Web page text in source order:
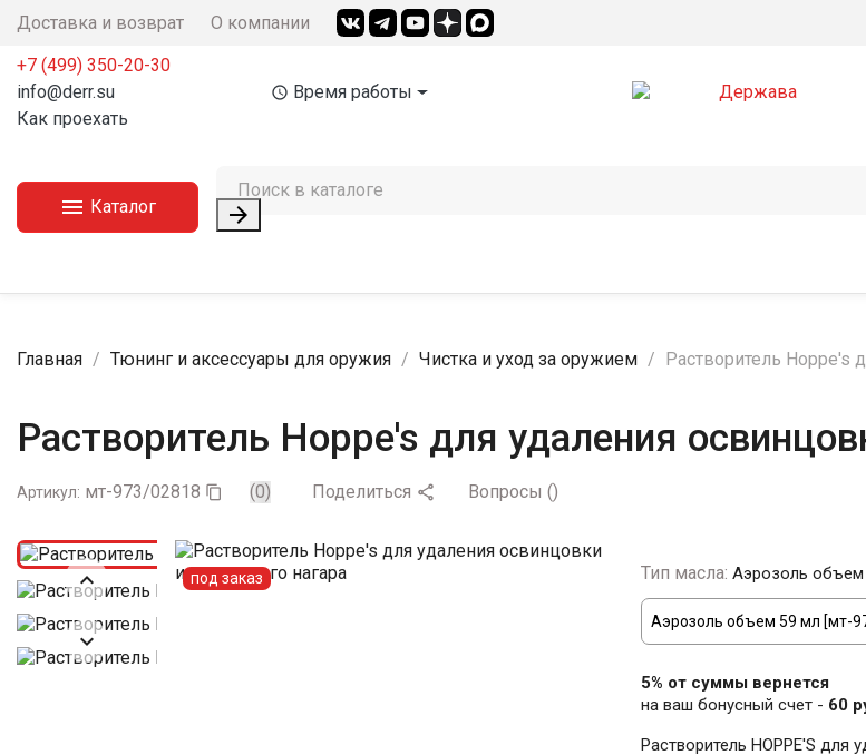
Доставка и возврат О компании
+7 (499) 350-20-30
info@derr.su
Как проехать
access_time Время работы
 Каталог 
Главная Тюнинг и аксессуары для оружия Чистка и уход за оружием Растворитель Hoppe's
Растворитель Hoppe's для удаления
Артикул: мт-973/02818  (0) Поделиться  Вопросы ()


под заказ Тип масла: Аэрозоль объем
5% от суммы вернется
на ваш бонусный счет - 60
Растворитель HOPPE'S для